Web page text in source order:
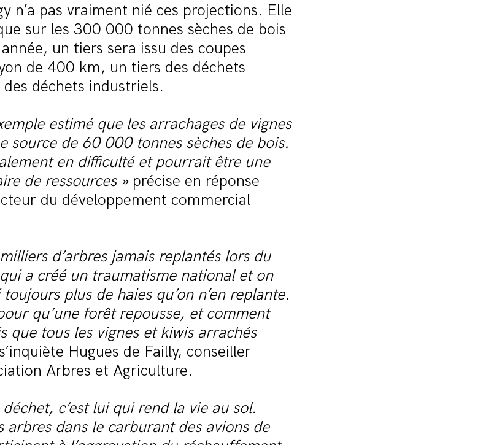
n’a pas vraiment nié ces projections. Elle
sur les 300 000 tonnes sèches de bois
un tiers sera issu des coupes
de 400 km, un tiers des déchets
déchets industriels.
estimé que les arrachages de vignes
source de 60 000 tonnes sèches de bois.
en difficulté et pourrait être une
de ressources » précise en réponse
du développement commercial
d’arbres jamais replantés lors du
a créé un traumatisme national et on
plus de haies qu’on n’en replante.
qu’une forêt repousse, et comment
que tous les vignes et kiwis arrachés
Hugues de Failly, conseiller
Arbres et Agriculture.
déchet, c’est lui qui rend la vie au sol.
arbres dans le carburant des avions de